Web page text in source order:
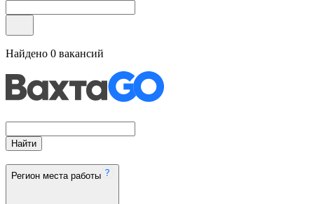
Найдено 0 вакансий
Найти
Регион места работы